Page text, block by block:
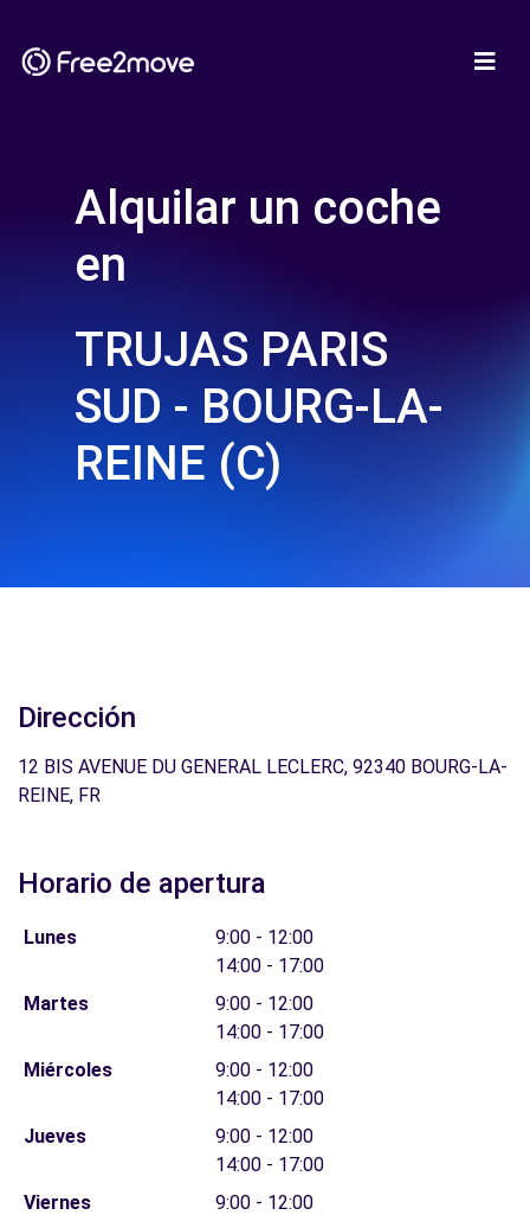
Alquilar un coche
en
TRUJAS PARIS
SUD - BOURG-LA-
REINE (C)
Dirección
12 BIS AVENUE DU GENERAL LECLERC, 92340 BOURG-LA-
REINE, FR
Horario de apertura
Lunes
9:00 - 12:00
14:00 - 17:00
Martes
9:00 - 12:00
14:00 - 17:00
Miércoles
9:00 - 12:00
14:00 - 17:00
Jueves
9:00 - 12:00
14:00 - 17:00
Viernes
9:00 - 12:00